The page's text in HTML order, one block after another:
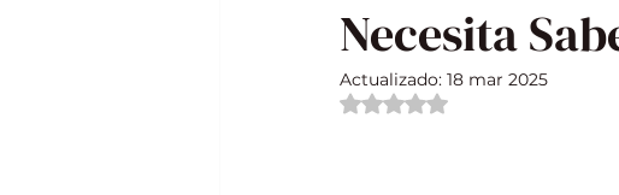
Necesita
Actualizado: 18 mar 2025
Obtuvo NaN de 5 estrellas.